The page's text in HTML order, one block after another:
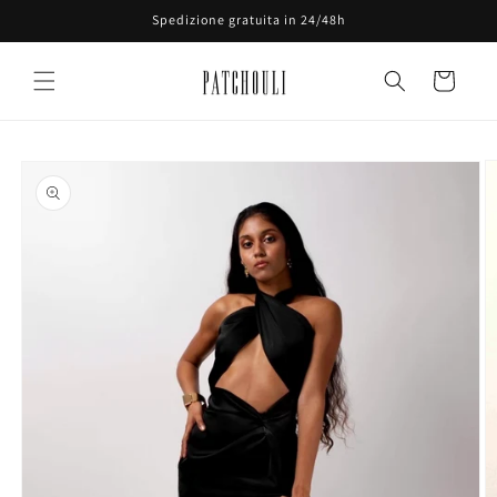
ai contenuti
Spedizione gratuita in 24/48h
Carrello
informazioni
sul prodotto